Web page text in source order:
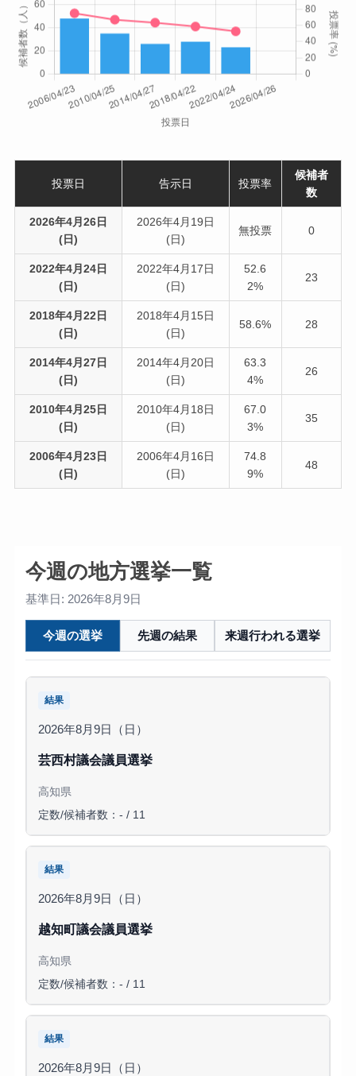
投票日 告示日 投票率
候補者
数
2026年4月26日
(日)
2026年4月19日
(日)
無投票 0
2022年4月24日
(日)
2022年4月17日
(日)
52.6
2%
23
2018年4月22日
(日)
2018年4月15日
(日)
58.6% 28
2014年4月27日
(日)
2014年4月20日
(日)
63.3
4%
26
2010年4月25日
(日)
2010年4月18日
(日)
67.0
3%
35
2006年4月23日
(日)
2006年4月16日
(日)
74.8
9%
48
今週の地方選挙一覧
基準日: 2026年8月9日
今週の選挙 先週の結果 来週行われる選挙
結果
2026年8月9日（日）
芸西村議会議員選挙
高知県
定数/候補者数：- / 11
結果
2026年8月9日（日）
越知町議会議員選挙
高知県
定数/候補者数：- / 11
結果
2026年8月9日（日）